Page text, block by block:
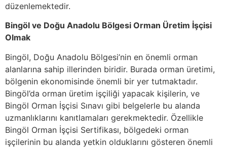
düzenlemektedir.
Bingöl ve Doğu Anadolu Bölgesi Orman Üretim İşçisi
Olmak
Bingöl, Doğu Anadolu Bölgesi’nin en önemli orman
alanlarına sahip illerinden biridir. Burada orman üretimi,
bölgenin ekonomisinde önemli bir yer tutmaktadır.
Bingöl’da orman üretim işçiliği yapacak kişilerin, ve
Bingöl Orman İşçisi Sınavı gibi belgelerle bu alanda
uzmanlıklarını kanıtlamaları gerekmektedir. Özellikle
Bingöl Orman İşçisi Sertifikası, bölgedeki orman
işçilerinin bu alanda yetkin olduklarını gösteren önemli